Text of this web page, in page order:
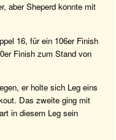
aber Sheperd konnte mit
16, für ein 106er Finish
Finish zum Stand von
er holte sich Leg eins
Das zweite ging mit
in diesem Leg sein